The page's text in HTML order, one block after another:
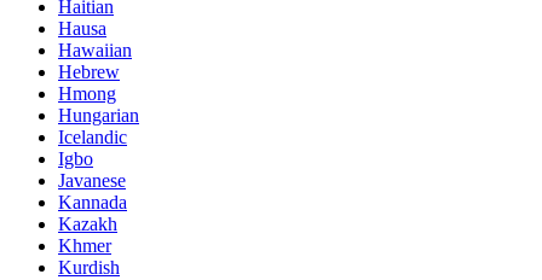
Haitian
Hausa
Hawaiian
Hebrew
Hmong
Hungarian
Icelandic
Igbo
Javanese
Kannada
Kazakh
Khmer
Kurdish